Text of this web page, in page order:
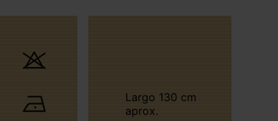
Largo 130 cm
aprox.